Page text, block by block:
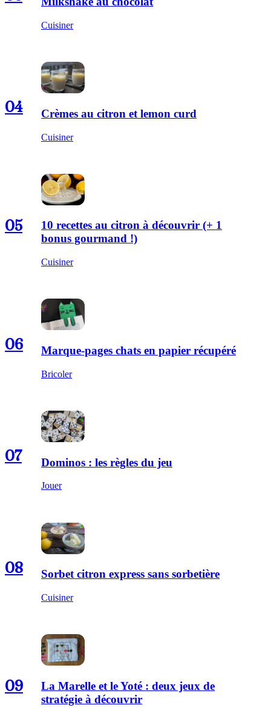
Cuisiner
04 Crèmes au citron et lemon curd
Cuisiner
05
10 recettes au citron à découvrir (+ 1
bonus gourmand !)
Cuisiner
06 Marque-pages chats en papier récupéré
Bricoler
07 Dominos : les règles du jeu
Jouer
08 Sorbet citron express sans sorbetière
Cuisiner
09
La Marelle et le Yoté : deux jeux de
stratégie à découvrir